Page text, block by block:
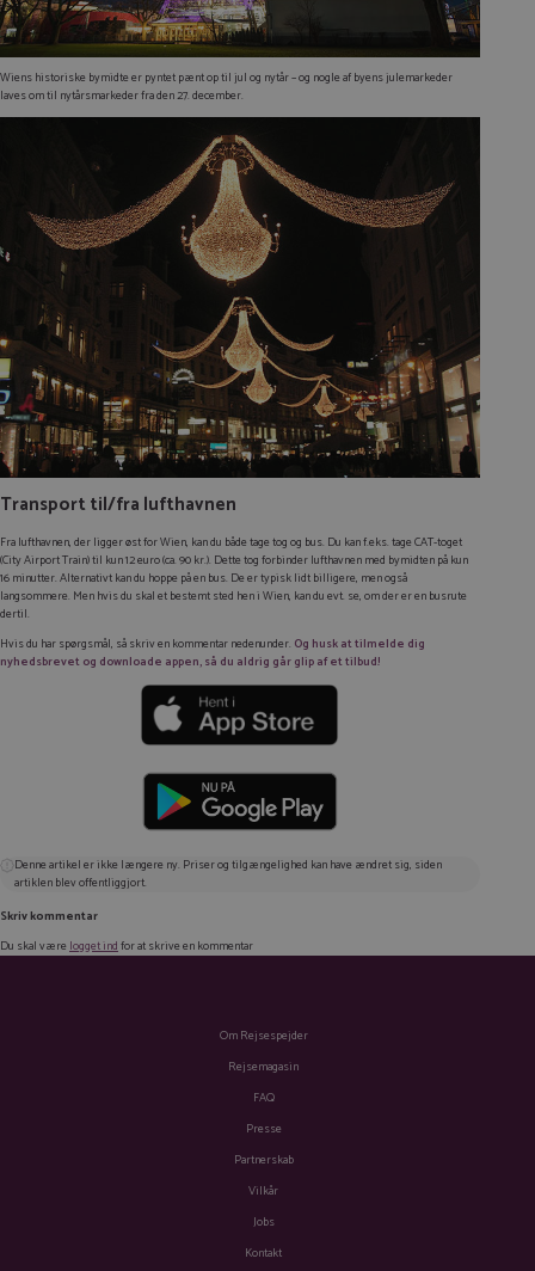
Wiens historiske bymidte er pyntet pænt op til jul og nytår – og nogle af byens julemarkeder
laves om til nytårsmarkeder fra den 27. december.
Transport til/fra lufthavnen
Fra lufthavnen, der ligger øst for Wien, kan du både tage tog og bus. Du kan f.eks. tage CAT-toget
(City Airport Train) til kun 12 euro (ca. 90 kr.). Dette tog forbinder lufthavnen med bymidten på kun
16 minutter. Alternativt kan du hoppe på en bus. De er typisk lidt billigere, men også
langsommere. Men hvis du skal et bestemt sted hen i Wien, kan du evt. se, om der er en busrute
dertil.
Hvis du har spørgsmål, så skriv en kommentar nedenunder. Og husk at tilmelde dig
nyhedsbrevet og downloade appen, så du aldrig går glip af et tilbud!
Denne artikel er ikke længere ny. Priser og tilgængelighed kan have ændret sig, siden
artiklen blev offentliggjort.
Skriv kommentar
Du skal værelogget indfor at skrive en kommentar
Om Rejsespejder
Rejsemagasin
FAQ
Presse
Partnerskab
Vilkår
Jobs
Kontakt